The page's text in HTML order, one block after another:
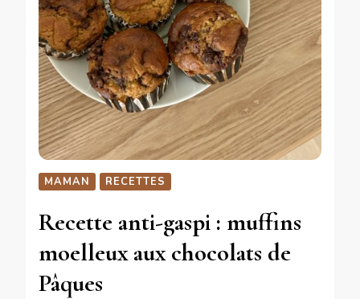
MAMAN RECETTES
Recette anti-gaspi : muffins
moelleux aux chocolats de
Pâques